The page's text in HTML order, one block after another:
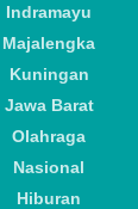
Indramayu
Majalengka
Kuningan
Jawa Barat
Olahraga
Nasional
Hiburan